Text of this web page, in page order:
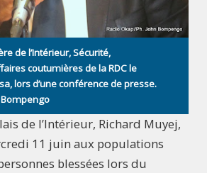
de l’Intérieur, Sécurité,
coutumières de la RDC le
lors d’une conférence de presse.
Bompengo
de l’Intérieur, Richard Muyej,
11 juin aux populations
blessées lors du